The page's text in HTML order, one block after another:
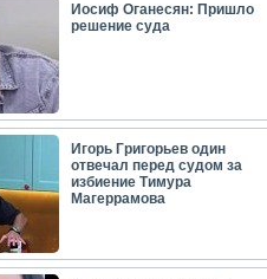
Иосиф Оганесян: Пришло
решение суда
Игорь Григорьев один
отвечал перед судом за
избиение Тимура
Магеррамова